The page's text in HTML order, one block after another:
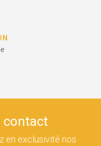
contact
en exclusivité nos